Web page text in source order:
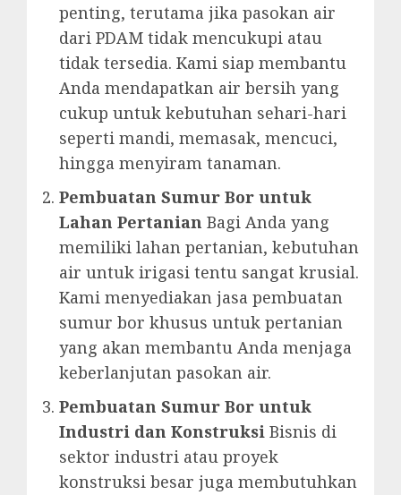
penting, terutama jika pasokan air
dari PDAM tidak mencukupi atau
tidak tersedia. Kami siap membantu
Anda mendapatkan air bersih yang
cukup untuk kebutuhan sehari-hari
seperti mandi, memasak, mencuci,
hingga menyiram tanaman.
Pembuatan Sumur Bor untuk
Lahan Pertanian Bagi Anda yang
memiliki lahan pertanian, kebutuhan
air untuk irigasi tentu sangat krusial.
Kami menyediakan jasa pembuatan
sumur bor khusus untuk pertanian
yang akan membantu Anda menjaga
keberlanjutan pasokan air.
Pembuatan Sumur Bor untuk
Industri dan Konstruksi Bisnis di
sektor industri atau proyek
konstruksi besar juga membutuhkan